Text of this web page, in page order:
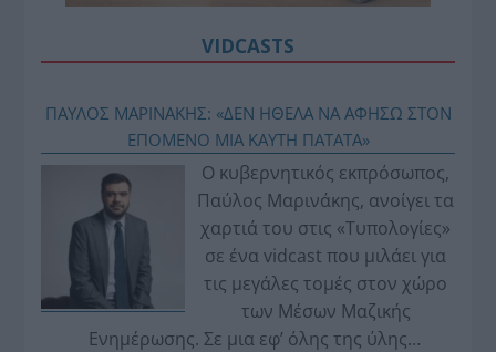
VIDCASTS
ΠΑΥΛΟΣ ΜΑΡΙΝΑΚΗΣ: «ΔΕΝ ΗΘΕΛΑ ΝΑ ΑΦΗΣΩ ΣΤΟΝ
ΕΠΟΜΕΝΟ ΜΙΑ ΚΑΥΤΗ ΠΑΤΑΤΑ»
Ο κυβερνητικός εκπρόσωπος,
Παύλος Μαρινάκης, ανοίγει τα
χαρτιά του στις «Τυπολογίες»
σε ένα vidcast που μιλάει για
τις μεγάλες τομές στον χώρο
των Μέσων Μαζικής
Ενημέρωσης. Σε μια εφ’ όλης της ύλης